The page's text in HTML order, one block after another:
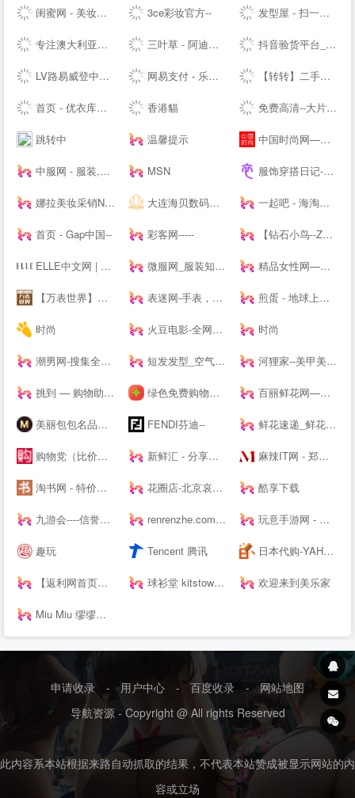
闺蜜网 - 美妆互动媒体 消费参考决策入口 3ce彩妆官方-- 发型屋 - 扫一扫自己脸型配发型设计软件
专注澳大利亚特产和新西兰特产的澳洲中文网 - 0061澳洲制造 三叶草 - 阿迪达斯三叶草 - 三叶草-- 抖音验货平台_抖音带货达人-种草之家
LV路易威登中国-- - LOUIS VUITTON官方--中文版 | LV-- 网易支付 - 乐生活，易支付 【转转】二手交易网,二手手机交易网,58闲置交易APP,转转客服
首页 - 优衣库网络-- 香港貓 免费高清--大片_每日更新不停播_一起看剧吧
跳转中 温馨提示 中国时尚网—国内时尚潮流生活方式融媒体平台
中服网 - 服装,服饰,服装品牌,服装招商,服装代理加盟,女装,男装,童装,休闲装,服装媒体,服装设计,服装资讯 MSN 服饰穿搭日记-记录服饰美食精彩_潮流服装搭配技巧_穿衣搭配经验_服饰搭配穿衣打扮指南
娜拉美妆采销NALA - 为全球美妆商家提供采销服务的平台 大连海贝数码网--集中采购/免费送货/免费报价/免费咨询/优质服务 一起吧 - 海淘购物网站大全，国外购物海外购，全球品牌商家华人网购导航
首页 - Gap中国-- 彩客网----- 【钻石小鸟--Zbird】-网购珠宝专业品牌
ELLE中文网 | 全新高端女性-- | ELLE 世界时装之苑杂志-- 微服网_服装知识-- 精品女性网—都市白领最喜爱的高端女性新媒体平台
【万表世界】全球名表资讯互动平台！全球名表品牌文化、资讯、活动，手表知识、手表导购、手表鉴赏 表迷网-手表，名表，腕表-我的手表网，我的手表专家。 煎蛋 - 地球上没有新鲜事
时尚 火豆电影-全网高清聚合影视-免费-- 时尚
潮男网-搜集全球潮牌及球鞋潮流情报「潮牌球鞋综合站」 短发发型_空气刘海_流行发型设计网_美发街 河狸家--美甲美容美发美妆，上门服务
挑到 — 购物助手 超值商品每日海量快报 绿色免费购物软件下载_折扣应用下载_安卓返利app下载 - 番茄购物网 百丽鲜花网—鲜花速递领先品牌,网上花店提供网上订花、送花服务
美丽包包名品网-2017新款香奈儿包包|gucci包|lv包|dior包包 FENDI芬迪-- 鲜花速递_鲜花网速递_鲜花配送【快至1小时送达】
购物党（比价器）_精选每日值得入手促销活动及优惠券_正品比价网_历史价格查询_比价软件_购物党 新鲜汇 - 分享你的消费新主张 麻辣IT网 - 郑州科技市场,河南科技市场,河南郑州IT,IT批发渠道
淘书网 - 特价好书天天抢 花圈店-北京哀思无限花圈店专业提供|花圈|殡葬花圈|殡仪花圈|葬礼花圈|丧礼花圈|祭奠花圈|吊唁花圈|丧事花圈|白事花圈|哀思花圈|公祭花圈|花篮|殡葬花篮|葬礼花篮|吊唁花篮|悼念花篮|丧事花篮|祭奠花束|吊唁花束|遗像托花|灵堂布置业务及在线订购花圈速递全国业务的服务商。 酷享下载
九游会----信誉保证 renrenzhe.com - The domain is a--ilable for purchase 玩意手游网 - 专心做手游评测的下载站！
趣玩 Tencent 腾讯 日本代购-YAHOO代拍-日拍网
【返利网首页】返利折扣网_返利折扣网站-57折返利网 球衫堂 kitstown , 天下球衫，荟萃一堂。 欢迎来到美乐家
Miu Miu 缪缪中国--丨诠释奢侈品女士时装,包袋新风尚
申请收录 - 用户中心 - 百度收录 -
网站地图
导航资源 - Copyright @ All rights Reserved
此内容系本站根据来路自动抓取的结果，不代表本站赞成被显示网站的内
容或立场